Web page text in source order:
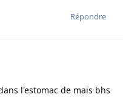
Répondre
l'estomac de mais bhs